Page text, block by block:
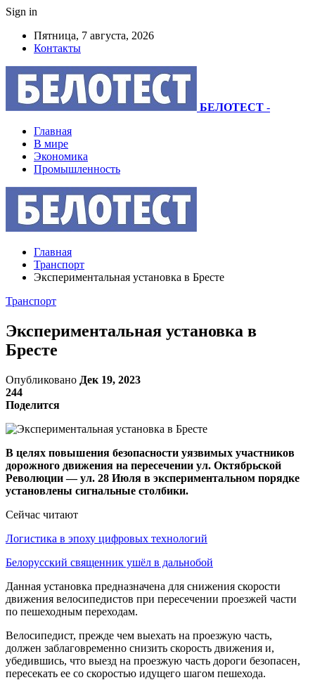
Sign in
Пятница, 7 августа, 2026
Контакты
БЕЛОТЕСТ -
Главная
В мире
Экономика
Промышленность
Главная
Транспорт
Экспериментальная установка в Бресте
Транспорт
Экспериментальная установка в
Бресте
Опубликовано Дек 19, 2023
244
Поделится
В целях повышения безопасности уязвимых участников
дорожного движения на пересечении ул. Октябрьской
Революции — ул. 28 Июля в экспериментальном порядке
установлены сигнальные столбики.
Сейчас читают
Логистика в эпоху цифровых технологий
Белорусский священник ушёл в дальнобой
Данная установка предназначена для снижения скорости
движения велосипедистов при пересечении проезжей части
по пешеходным переходам.
Велосипедист, прежде чем выехать на проезжую часть,
должен заблаговременно снизить скорость движения и,
убедившись, что выезд на проезжую часть дороги безопасен,
пересекать ее со скоростью идущего шагом пешехода.